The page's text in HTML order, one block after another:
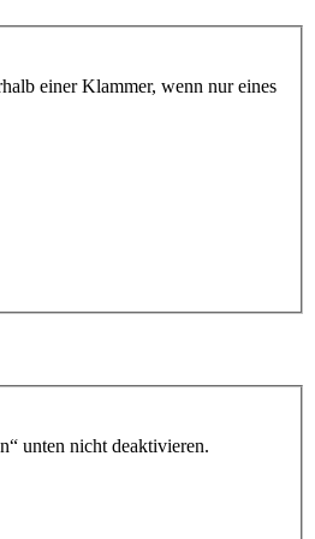
einer Klammer, wenn nur eines
unten nicht deaktivieren.